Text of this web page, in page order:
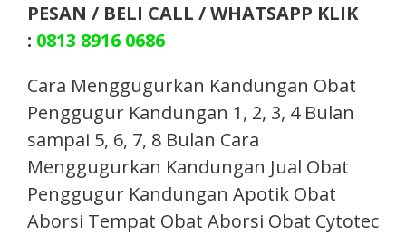
PESAN / BELI CALL / WHATSAPP KLIK
: 0813 8916 0686
Cara Menggugurkan Kandungan Obat
Penggugur Kandungan 1, 2, 3, 4 Bulan
sampai 5, 6, 7, 8 Bulan Cara
Menggugurkan Kandungan Jual Obat
Penggugur Kandungan Apotik Obat
Aborsi Tempat Obat Aborsi Obat Cytotec